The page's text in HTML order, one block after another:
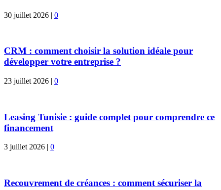
30 juillet 2026 | 0
CRM : comment choisir la solution idéale pour
développer votre entreprise ?
23 juillet 2026 | 0
Leasing Tunisie : guide complet pour comprendre ce
financement
3 juillet 2026 | 0
Recouvrement de créances : comment sécuriser la